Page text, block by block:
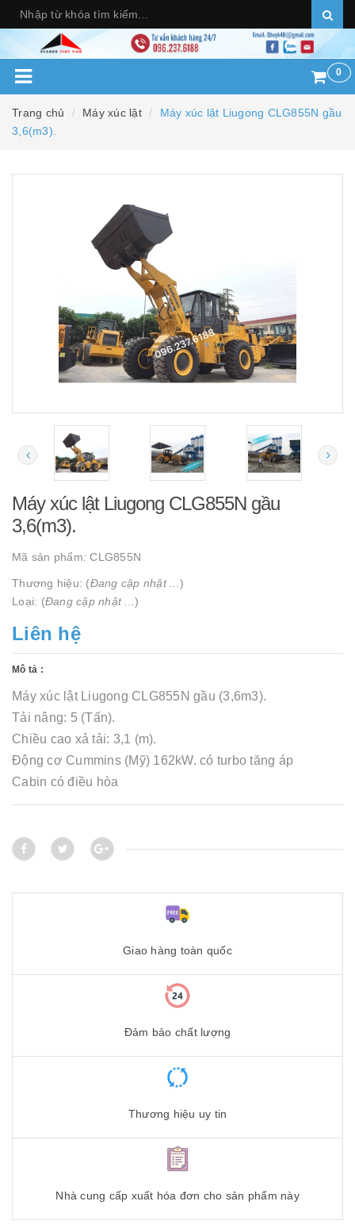
0
Trang chủ Máy xúc lật
Máy xúc lật Liugong CLG855N gầu
3,6(m3).
Máy xúc lật Liugong CLG855N gầu
3,6(m3).
Mã sản phẩm:CLG855N
Thương hiệu: (Đang cập nhật ... )
Loại: (Đang cập nhật ... )
Liên hệ
Mô tả :
Máy xúc lật Liugong CLG855N gầu (3,6m3).
Tải nâng: 5 (Tấn).
Chiều cao xả tải: 3,1 (m).
Động cơ Cummins (Mỹ) 162kW. có turbo tăng áp
Cabin có điều hòa
Giao hàng toàn quốc
Đảm bảo chất lượng
Thương hiệu uy tin
Nhà cung cấp xuất hóa đơn cho sản phẩm này